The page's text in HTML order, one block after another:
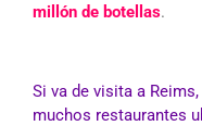
millón de botellas.
Si va de visita a
muchos restaurantes